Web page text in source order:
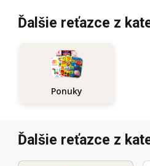
Ďalšie reťazce z
Ponuky
Ďalšie reťazce z